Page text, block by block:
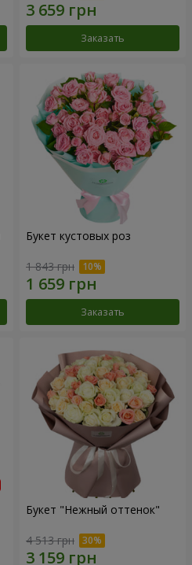
Заказать
Букет кустовых роз
1 843 грн
Заказать
Букет "Нежный оттенок"
4 513 грн